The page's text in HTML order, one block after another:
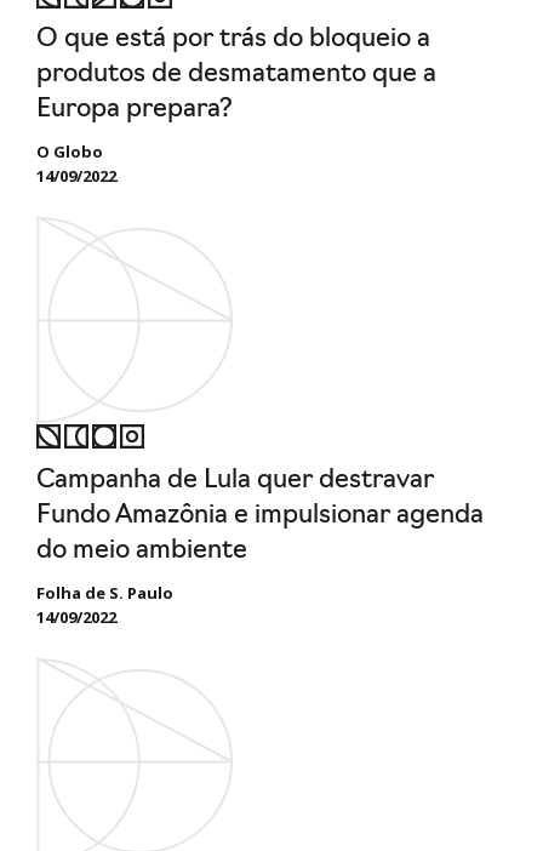
O que está por trás do bloqueio a
produtos de desmatamento que a
Europa prepara?
O Globo
14/09/2022
Campanha de Lula quer destravar
Fundo Amazônia e impulsionar agenda
do meio ambiente
Folha de S. Paulo
14/09/2022